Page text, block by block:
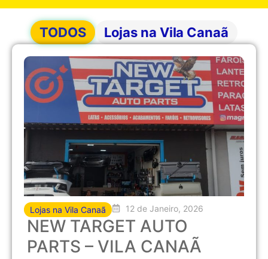
Lojas na Vila Canaã
TODOS
Lojas na Vila Canaã 12 de Janeiro, 2026
NEW TARGET AUTO
PARTS – VILA CANAÃ